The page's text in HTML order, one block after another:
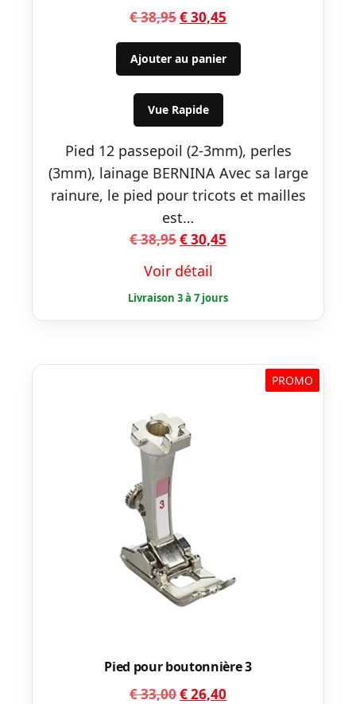
€38,95Le
prix
initial
était :
€ 38,95.
€30,45
prix
actuel
est :
Ajouter au panier
Vue Rapide
Pied 12 passepoil (2-3mm), perles
(3mm), lainage BERNINA Avec sa large
rainure, le pied pour tricots et mailles
est…
€38,95Le
initial
était :
€ 38,95.
€30,45
est :
€ 30,45.
Voir détail
PROMO
Pied pour boutonnière 3
€33,00Le
€26,40